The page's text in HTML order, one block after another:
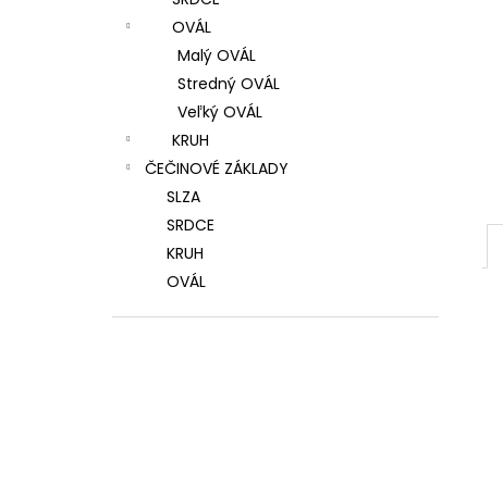
OVÁL
Malý OVÁL
Stredný OVÁL
Veľký OVÁL
KRUH
ČEČINOVÉ ZÁKLADY
SLZA
SRDCE
KRUH
OVÁL